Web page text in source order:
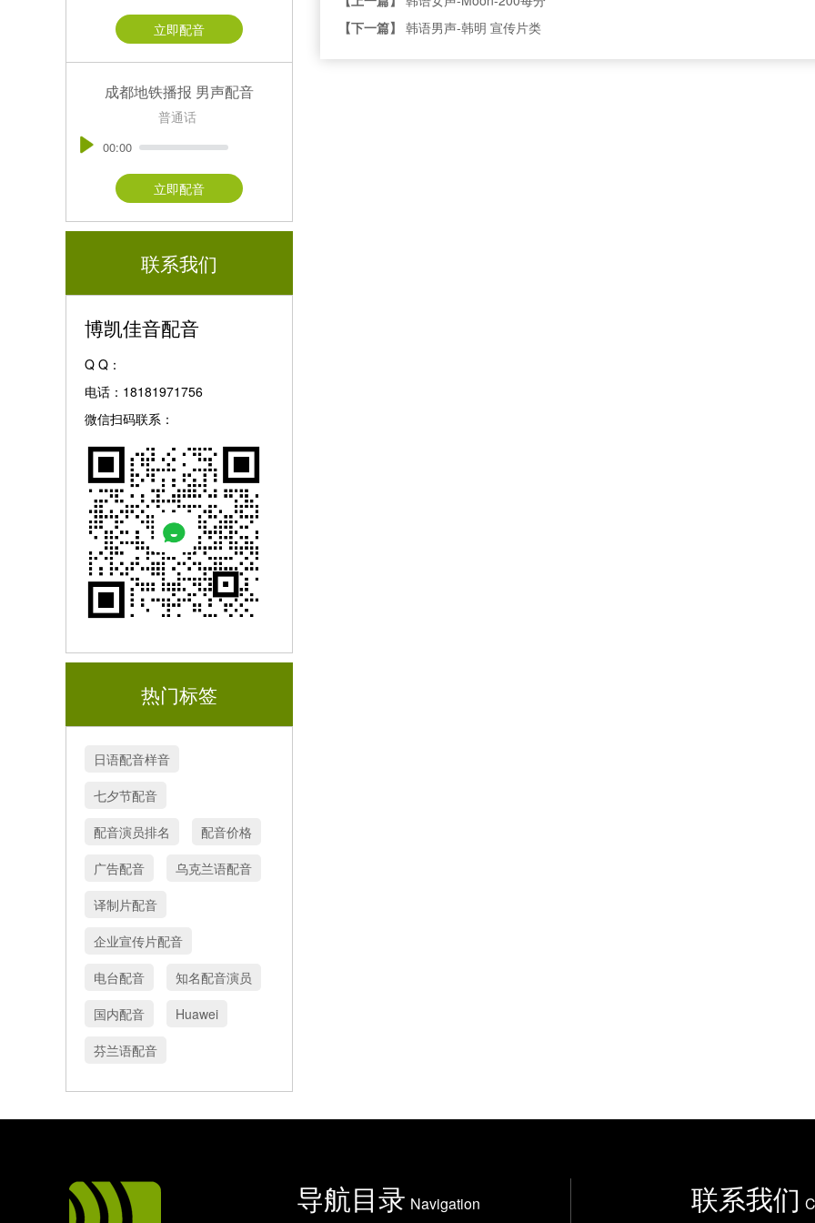
立即配音
成都地铁播报 男声配音
普通话
00:00
立即配音
联系我们
博凯佳音配音
Q Q：
电话：18181971756
微信扫码联系：
热门标签
日语配音样音
七夕节配音
配音演员排名
配音价格
广告配音
乌克兰语配音
译制片配音
企业宣传片配音
电台配音
知名配音演员
国内配音
Huawei
芬兰语配音
【下一篇】 韩语男声-韩明 宣传片类
导航目录 Navigation 联系我们